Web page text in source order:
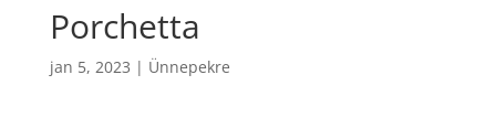
Porchetta
jan 5, 2023 | Ünnepekre